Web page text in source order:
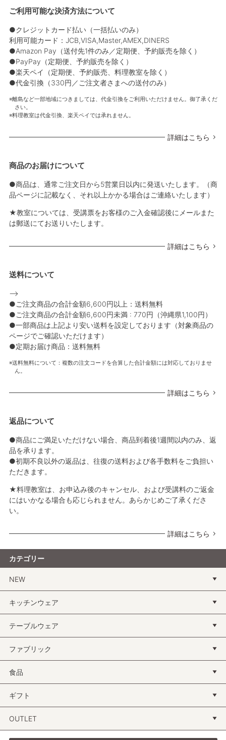
ご利用可能な決済方法について
●クレジットカード払い（一括払いのみ）
利用可能カード：JCB,VISA,Master,AMEX,DINERS
●Amazon Pay（送付先1件のみ／定期便、予約販売を除く）
●PayPay（定期便、予約販売を除く）
●楽天ペイ（定期便、予約販売、料理教室を除く）
●代金引換（330円／ご注文者さまへの送付のみ）
離島など一部地域につきましては、代金引換をご利用いただけません。御了承くだ
さい。
料理教室は代金引換、楽天ペイでは承れません。
詳細はこちら
商品のお届けについて
●商品は、通常ご注文日から5営業日以内に発送いたします。（商
品ページに記載なく、それ以上かかる場合はご連絡いたします）
★教室については、受講票をお客様のご入金確認後にメールまた
は郵送にてお送りいたします。
詳細はこちら
送料について
-->
●ご注文商品の合計金額6,600円以上：送料無料
●ご注文商品の合計金額6,600円未満 : 770円（沖縄県1,100円）
●一部商品は上記より安い送料を設定しております（対象商品の
ページでご確認いただけます）
●定期お届け商品：送料無料
送料無料について：複数の注文コードを合算した合計金額には対応しておりませ
ん。
詳細はこちら
返品について
●商品にご満足いただけない場合、商品到着後1週間以内のみ、返
品を承ります。
●初期不良以外の返品は、往復の送料および各手数料をご負担い
ただきます。
★料理教室は、お申込み後のキャンセル、および受講料のご返金
にはいかなる場合も応じられません。あらかじめご了承くださ
い。
詳細はこちら
カテゴリー
NEW
キッチンウェア
食品
ギフト
テーブルウェア
ファブリック
OUTLET